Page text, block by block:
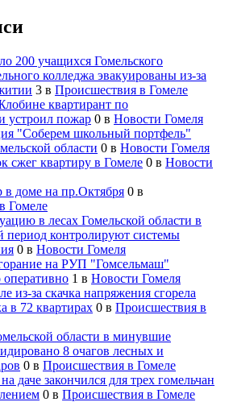
200 учащихся Гомельского
колледжа эвакуированы из-за
3 в Происшествия в Гомеле
квартирант по
устроил пожар 0 в Новости Гомеля
"Соберем школьный портфель"
области 0 в Новости Гомеля
сжег квартиру в Гомеле 0 в Новости
доме на пр.Октября 0 в
Гомеле
в лесах Гомельской области в
период контролируют системы
0 в Новости Гомеля
на РУП "Гомсельмаш"
1 в Новости Гомеля
из-за скачка напряжения сгорела
в 72 квартирах 0 в Происшествия в
области в минувшие
8 очагов лесных и
0 в Происшествия в Гомеле
даче закончился для трех гомельчан
0 в Происшествия в Гомеле